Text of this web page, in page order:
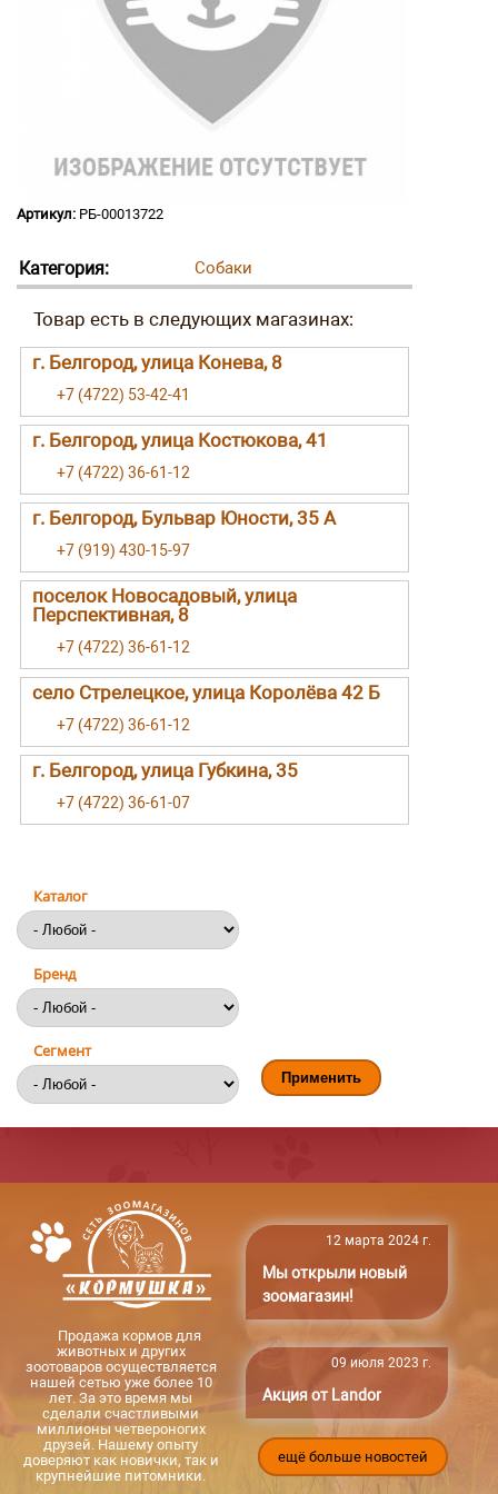
Артикул: РБ-00013722
Категория: Собаки
г. Белгород, улица Конева, 8
+7 (4722) 53-42-41
г. Белгород, улица Костюкова, 41
+7 (4722) 36-61-12
г. Белгород, Бульвар Юности, 35 А
+7 (919) 430-15-97
поселок Новосадовый, улица
Перспективная, 8
+7 (4722) 36-61-12
село Стрелецкое, улица Королёва 42 Б
+7 (4722) 36-61-12
г. Белгород, улица Губкина, 35
+7 (4722) 36-61-07
Каталог
Бренд
Сегмент
Продажа кормов для
животных и других
зоотоваров осуществляется
нашей сетью уже более 10
лет. За это время мы
сделали счастливыми
миллионы четвероногих
друзей. Нашему опыту
доверяют как новички, так и
крупнейшие питомники.
12 марта 2024 г.
Мы открыли новый
зоомагазин!
09 июля 2023 г.
Акция от Landor
ещё больше новостей